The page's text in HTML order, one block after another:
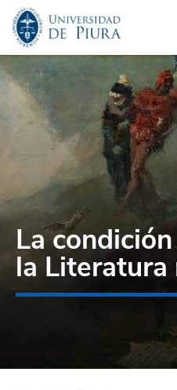
La
la Literatura